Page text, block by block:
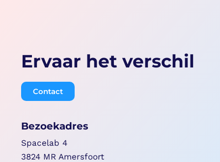
Ervaar het verschil
Contact
Bezoekadres
Spacelab 4
3824 MR Amersfoort